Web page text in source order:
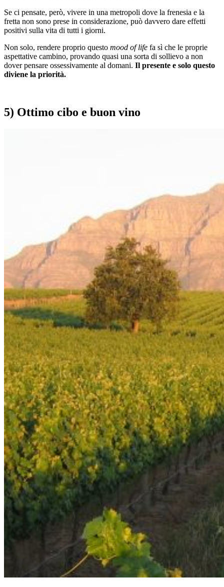
Se ci pensate, però, vivere in una metropoli dove la frenesia e la
fretta non sono prese in considerazione, può davvero dare effetti
positivi sulla vita di tutti i giorni.
Non solo, rendere proprio questo mood of life fa sì che le proprie
aspettative cambino, provando quasi una sorta di sollievo a non
dover pensare ossessivamente al domani. Il presente e solo questo
diviene la priorità.
5) Ottimo cibo e buon vino